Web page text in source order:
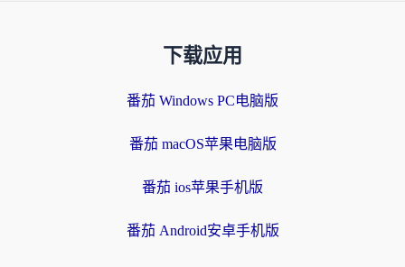
下载应用
番茄 Windows PC电脑版
番茄 macOS苹果电脑版
番茄 ios苹果手机版
番茄 Android安卓手机版